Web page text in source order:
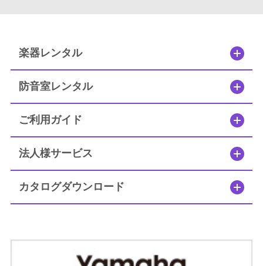
楽器レンタル
防音室レンタル
ご利用ガイド
法人様サービス
カタログダウンロード